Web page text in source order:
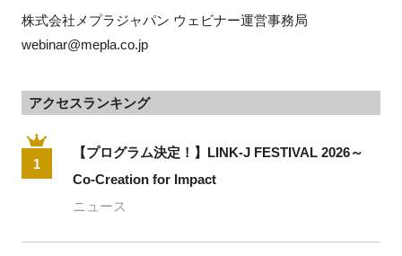
株式会社メプラジャパン ウェビナー運営事務局
webinar@mepla.co.jp
アクセスランキング
1
【プログラム決定！】LINK-J FESTIVAL 2026～
Co-Creation for Impact
ニュース